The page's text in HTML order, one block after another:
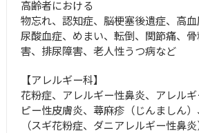
高齢者における
物忘れ、認知症、脳梗塞後遺症、高
尿酸血症、めまい、転倒、関節痛、
害、排尿障害、老人性うつ病など
【アレルギー科】
花粉症、アレルギー性鼻炎、アレル
ピー性皮膚炎、蕁麻疹（じんましん
（スギ花粉症、ダニアレルギー性鼻